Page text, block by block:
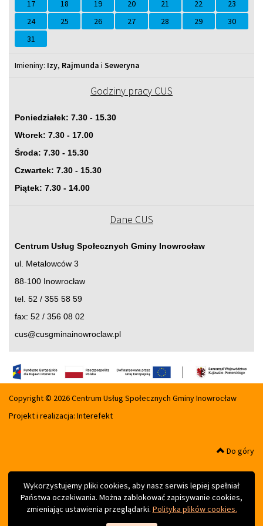
Wykorzystujemy pliki cookies, aby nasz serwis lepiej spełniał
Państwa oczekiwania. Można zablokować zapisywanie cookies,
zmieniając ustawienia przeglądarki. Polityka plików cookies.
17
18 19 20 21 22
23
24
25 26 27 28 29
30
31
Imieniny
Imieniny: Izy, Rajmunda i Seweryna
Godziny pracy CUS
Poniedziałek: 7.30 - 15.30
Wtorek: 7.30 - 17.00
Środa: 7.30 - 15.30
Czwartek: 7.30 - 15.30
Piątek: 7.30 - 14.00
Dane CUS
Centrum Usług Społecznych Gminy Inowrocław
ul. Metalowców 3
88-100 Inowrocław
tel. 52 / 355 58 59
fax: 52 / 356 08 02
cus@cusgminainowroclaw.pl
Copyright © 2026 Centrum Usług Społecznych Gminy Inowrocław
Projekt i realizacja: Interefekt
Do góry